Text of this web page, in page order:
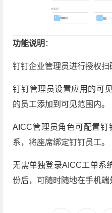
功能说明 ：
钉钉企业管理员进行授权扫
钉钉管理员设置应用的可
的员工添加到可见范围内。
AICC管理员角色可配置
系，将座席绑定钉钉员工。
无需单独登录AICC工单系
份后，可随时随地在手机端